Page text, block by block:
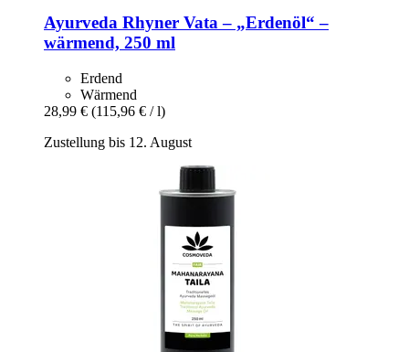
Ayurveda Rhyner Vata – „Erdenöl“ –
wärmend, 250 ml
Erdend
Wärmend
28,99 € (115,96 € / l)
Zustellung bis 12. August